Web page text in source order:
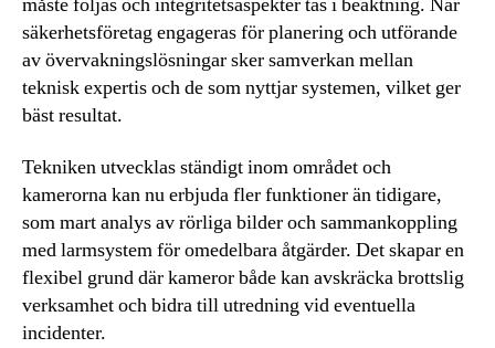
säkerhetsföretag engageras för planering och utförande
av övervakningslösningar sker samverkan mellan
teknisk expertis och de som nyttjar systemen, vilket ger
bäst resultat.
Tekniken utvecklas ständigt inom området och
kamerorna kan nu erbjuda fler funktioner än tidigare,
som mart analys av rörliga bilder och sammankoppling
med larmsystem för omedelbara åtgärder. Det skapar en
flexibel grund där kameror både kan avskräcka brottslig
verksamhet och bidra till utredning vid eventuella
incidenter.